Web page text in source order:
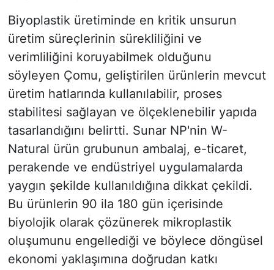
Biyoplastik üretiminde en kritik unsurun
üretim süreçlerinin sürekliliğini ve
verimliliğini koruyabilmek olduğunu
söyleyen Çomu, geliştirilen ürünlerin mevcut
üretim hatlarında kullanılabilir, proses
stabilitesi sağlayan ve ölçeklenebilir yapıda
tasarlandığını belirtti. Sunar NP'nin W-
Natural ürün grubunun ambalaj, e-ticaret,
perakende ve endüstriyel uygulamalarda
yaygın şekilde kullanıldığına dikkat çekildi.
Bu ürünlerin 90 ila 180 gün içerisinde
biyolojik olarak çözünerek mikroplastik
oluşumunu engellediği ve böylece döngüsel
ekonomi yaklaşımına doğrudan katkı